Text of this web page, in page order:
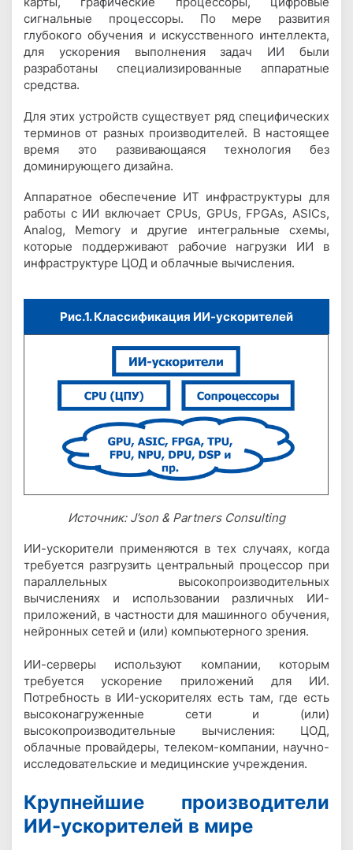
сигнальные процессоры. По мере развития
глубокого обучения и искусственного интеллекта,
для ускорения выполнения задач ИИ были
разработаны специализированные аппаратные
средства.
Для этих устройств существует ряд специфических
терминов от разных производителей. В настоящее
время это развивающаяся технология без
доминирующего дизайна.
Аппаратное обеспечение ИТ инфраструктуры для
работы с ИИ включает CPUs, GPUs, FPGAs, ASICs,
Analog, Memory и другие интегральные схемы,
которые поддерживают рабочие нагрузки ИИ в
инфраструктуре ЦОД и облачные вычисления.
Рис.1. Классификация ИИ-ускорителей
Источник: J’son & Partners Consulting
ИИ-ускорители применяются в тех случаях, когда
требуется разгрузить центральный процессор при
параллельных высокопроизводительных
вычислениях и использовании различных ИИ-
приложений, в частности для машинного обучения,
нейронных сетей и (или) компьютерного зрения.
ИИ-серверы используют компании, которым
требуется ускорение приложений для ИИ.
Потребность в ИИ-ускорителях есть там, где есть
высоконагруженные сети и (или)
высокопроизводительные вычисления: ЦОД,
облачные провайдеры, телеком-компании, научно-
исследовательские и медицинские учреждения.
Крупнейшие производители
ИИ-ускорителей в мире